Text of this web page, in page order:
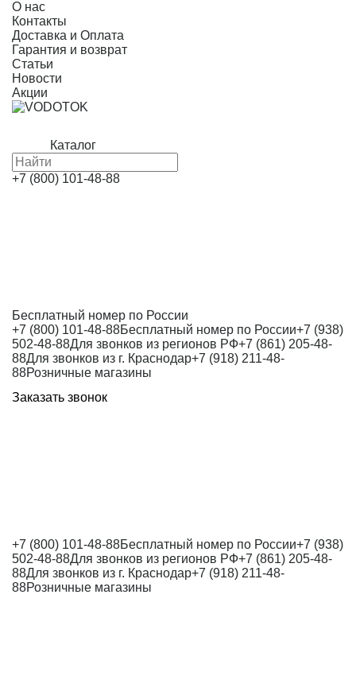
О нас
Контакты
Доставка и Оплата
Гарантия и возврат
Статьи
Новости
Акции
Каталог
+7 (800) 101-48-88
Бесплатный номер по России
+7 (800) 101-48-88Бесплатный номер по России+7 (938)
502-48-88Для звонков из регионов РФ+7 (861) 205-48-
88Для звонков из г. Краснодар+7 (918) 211-48-
88Розничные магазины
Заказать звонок
+7 (800) 101-48-88Бесплатный номер по России+7 (938)
502-48-88Для звонков из регионов РФ+7 (861) 205-48-
88Для звонков из г. Краснодар+7 (918) 211-48-
88Розничные магазины